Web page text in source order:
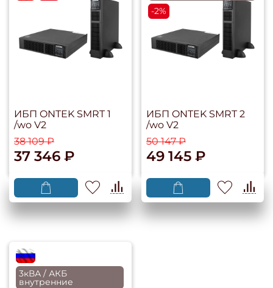
ИБП ONTEK SMRT 1
/wo V2
38 109 ₽
37 346 ₽
-2%
ИБП ONTEK SMRT 2
/wo V2
50 147 ₽
49 145 ₽
flagRU
3кВА / АКБ
внутренние